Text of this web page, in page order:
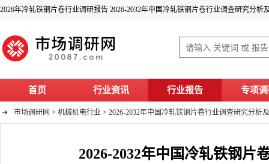
2026年冷轧铁钢片卷行业调研报告 2026-2032年中国冷轧铁钢片卷行业调查研究分析
首页 行业资讯 行业报告 专项
市场调研网 > 机械机电行业 > 2026-2032年中国冷轧铁钢片卷行业调查研究分析
2026-2032年中国冷轧铁钢片